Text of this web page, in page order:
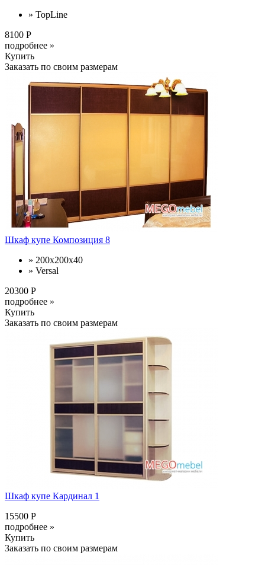
» TopLine
8100 Р
подробнее »
Купить
Заказать по своим размерам
Шкаф купе Композиция 8
» 200x200x40
» Versal
20300 Р
подробнее »
Купить
Заказать по своим размерам
Шкаф купе Кардинал 1
15500 Р
подробнее »
Купить
Заказать по своим размерам